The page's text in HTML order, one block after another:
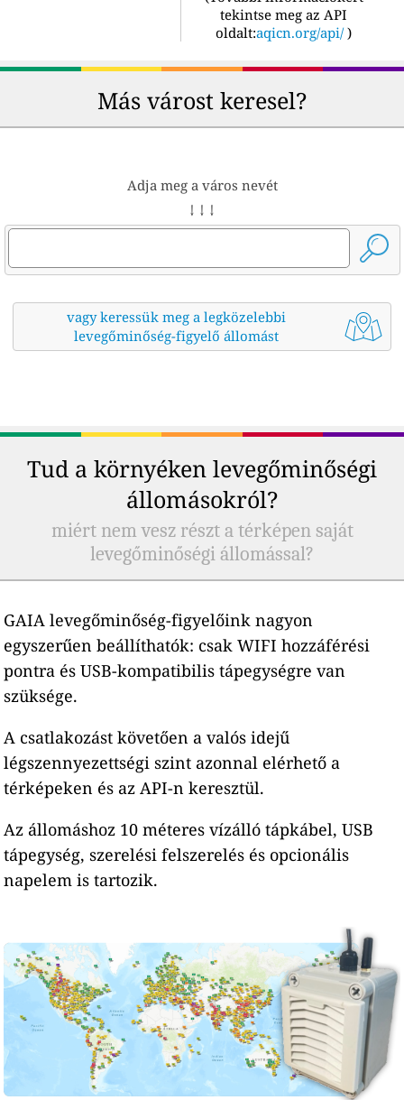
tekintse meg az API
oldalt:aqicn.org/api/ )
Más várost keresel?
Adja meg a város nevét
↓ ↓ ↓
vagy keressük meg a legközelebbi
levegőminőség-figyelő állomást
Tud a környéken levegőminőségi
állomásokról?
miért nem vesz részt a térképen saját
levegőminőségi állomással?
GAIA levegőminőség-figyelőink nagyon
egyszerűen beállíthatók: csak WIFI hozzáférési
pontra és USB-kompatibilis tápegységre van
szüksége.
A csatlakozást követően a valós idejű
légszennyezettségi szint azonnal elérhető a
térképeken és az API-n keresztül.
Az állomáshoz 10 méteres vízálló tápkábel, USB
tápegység, szerelési felszerelés és opcionális
napelem is tartozik.